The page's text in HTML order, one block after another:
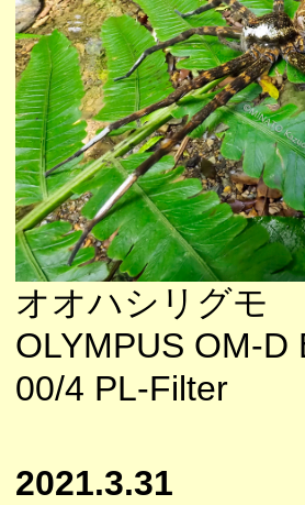
オオハシリグモ
OLYMPUS OM-
00/4 PL-Filter
2021.3.31